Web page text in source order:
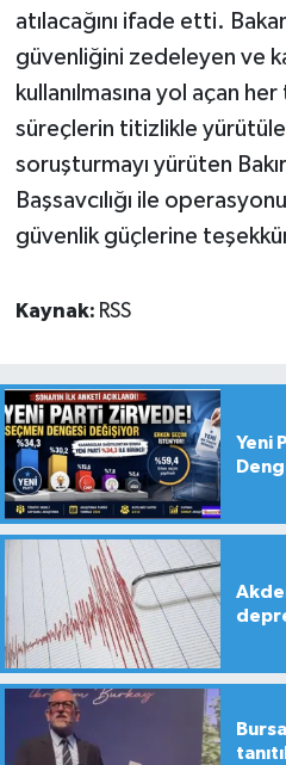
atılacağını ifade etti.
güvenliğini zedeleyen ve
kullanılmasına yol açan
süreçlerin titizlikle
soruşturmayı yürüten
Başsavcılığı ile
güvenlik güçlerine
Kaynak: RSS
Yeni